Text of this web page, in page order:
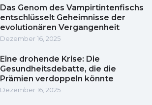
Das Genom des Vampirtintenfischs
entschlüsselt Geheimnisse der
evolutionären Vergangenheit
Dezember 16, 2025
Eine drohende Krise: Die
Gesundheitsdebatte, die die
Prämien verdoppeln könnte
Dezember 16, 2025